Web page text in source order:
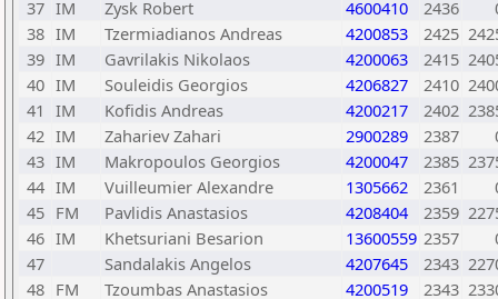
37 IM Zysk Robert 4600410 2436
38 IM Tzermiadianos Andreas 4200853 2425
39 IM Gavrilakis Nikolaos 4200063 2415
40 IM Souleidis Georgios 4206827 2410
41 IM Kofidis Andreas 4200217 2402
42 IM Zahariev Zahari 2900289 2387
43 IM Makropoulos Georgios 4200047 2385
44 IM Vuilleumier Alexandre 1305662 2361
45 FM Pavlidis Anastasios 4208404 2359
46 IM Khetsuriani Besarion 13600559 2357
47
Sandalakis Angelos 4207645 2343
48 FM Tzoumbas Anastasios 4200519 2343